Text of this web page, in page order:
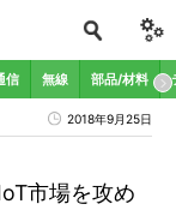
信 無線 部品/材料
2018年9月25日
市場を攻め